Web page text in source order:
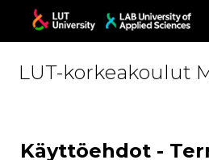
Skip to main content
LUT-korkeakoulut
Käyttöehdot -